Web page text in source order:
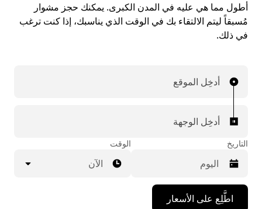
أطول مما هي عليه في المدن الكبرى. يمكنك حجز مشوار
مُسبقاً ليتم الالتقاء بك في الوقت الذي يناسبك، إذا كنت ترغب
في ذلك.
أدخِل الموقع
أدخِل الوجهة
التاريخ
اضغط
على
الوقت
الآن
اطَّلِع على الأسعار